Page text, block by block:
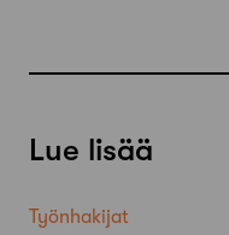
Lue lisää
Työnhakijat